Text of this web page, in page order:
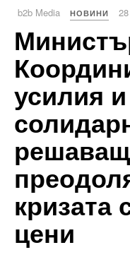
b2b Media НОВИНИ
усилия и
кризата
цени